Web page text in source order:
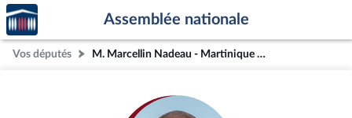
Aller au contenu
Aller en bas de la page
Accèder
à la
page
d'accueil
Assemblée nationale
Vos députés M. Marcellin Nadeau - Martinique (2e circonscription)